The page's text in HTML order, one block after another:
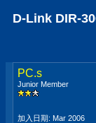
D-Link DIR-
PC.s
Junior Member
加入日期: Mar 2006